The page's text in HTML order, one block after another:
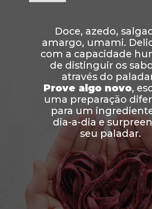
Doce, azedo,
amargo, umami.
com a capacidade
de distinguir os
através do
Prove algo novo,
uma preparação
para um
dia-a-dia e
seu paladar.